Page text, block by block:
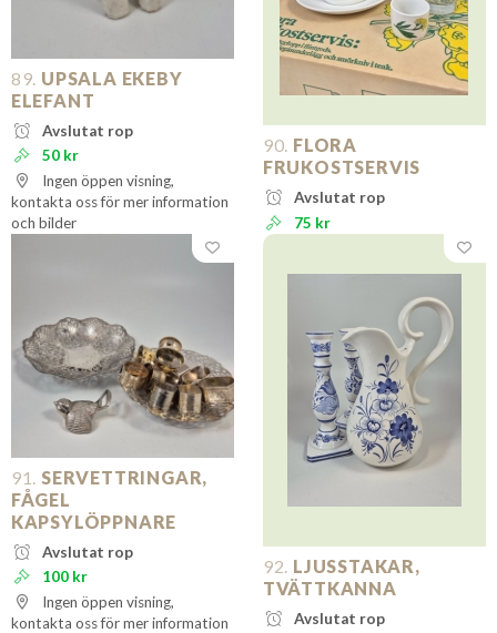
89. UPSALA EKEBY
ELEFANT
Avslutat rop
50 kr
Ingen öppen visning,
kontakta oss för mer information
och bilder
90. FLORA
FRUKOSTSERVIS
Avslutat rop
75 kr
91. SERVETTRINGAR,
FÅGEL
KAPSYLÖPPNARE
Avslutat rop
100 kr
Ingen öppen visning,
kontakta oss för mer information
92. LJUSSTAKAR,
TVÄTTKANNA
Avslutat rop